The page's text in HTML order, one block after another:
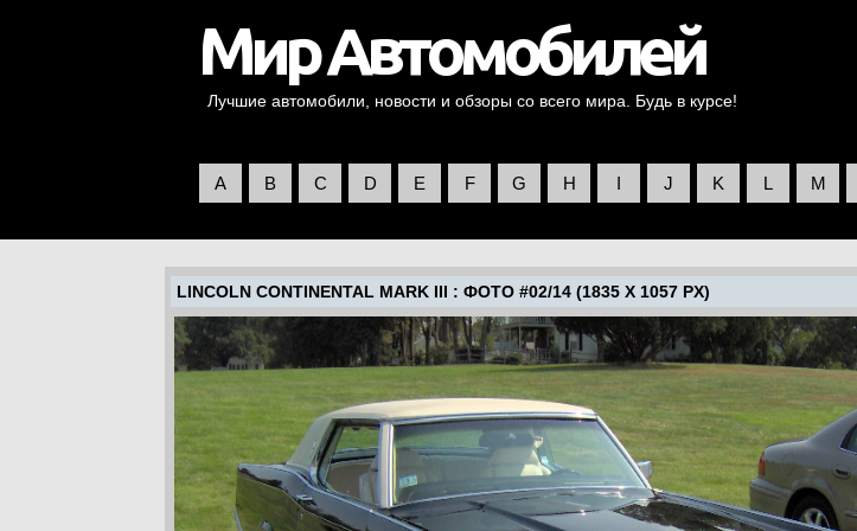
Лучшие автомобили, новости и обзоры со всего мира. Будь в курсе!
A B C D E F G H I J K L M
LINCOLN CONTINENTAL MARK III : ФОТО #02/14 (1835 X 1057 PX)